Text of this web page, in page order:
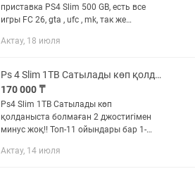
приставка PS4 Slim 500 GB, есть все
игры FC 26, gta , ufc , mk, так же
Минимальный торг. 2 джойстик.
Актау, 18 июля
Ps 4 Slim 1TB Сатылады көп қолданыста болмаған!!!
170 000 ₸
Ps4 Slim 1TB Сатылады көп
қолданыста болмаған 2 джостигімен
минус жоқ!! Топ-11 ойындары бар 1-
23 Қалғаны диска Сұрақтар болса
Актау, 14 июля